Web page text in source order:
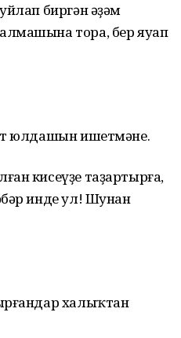
биргән әҙәм
тора, бер яуап
юлдашын ишетмәне.
кисеүҙе таҙартырға,
инде ул! Шунан
халыҡтан